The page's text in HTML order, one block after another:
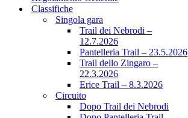
Classifiche
Singola gara
Trail dei Nebrodi –
12.7.2026
Pantelleria Trail – 23.5.2026
Trail dello Zingaro –
22.3.2026
Erice Trail – 8.3.2026
Circuito
Dopo Trail dei Nebrodi